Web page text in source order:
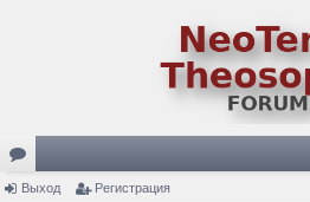
орВыход Регистрация